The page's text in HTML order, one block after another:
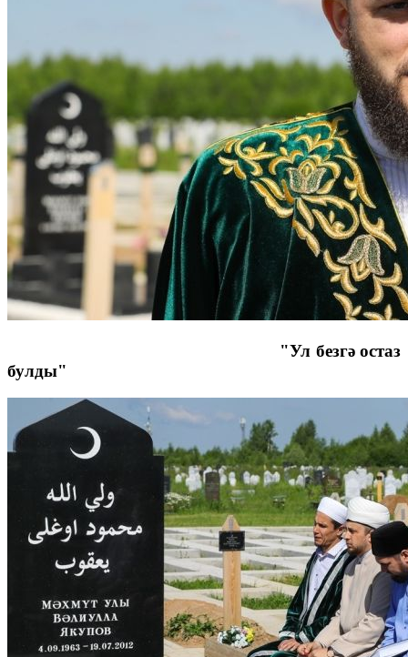
"Ул безгә остаз
булды"